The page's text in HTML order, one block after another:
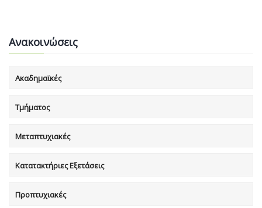
Ανακοινώσεις
Ακαδημαϊκές
Τμήματος
Μεταπτυχιακές
Κατατακτήριες Εξετάσεις
Προπτυχιακές